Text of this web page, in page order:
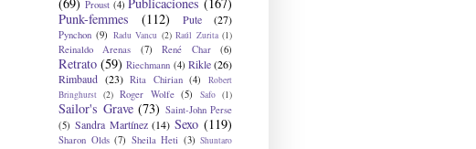
Proust (4)
Punk-femmes
(112) Pute (27)
Pynchon (9) Radu Vancu (2) Raúl Zurita (1)
Reinaldo Arenas (7) René Char (6)
Retrato (59) Riechmann (4) Rikle (26)
Rimbaud (23) Rita Chirian (4)
Robert
Bringhurst (2) Roger Wolfe (5) Safo (1)
Sailor's Grave (73) Saint-John Perse
(5) Sandra Martínez (14) Sexo (119)
Sharon Olds (7) Sheila Heti (3) Shuntaro